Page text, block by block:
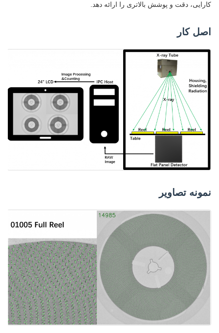
کارایی، دقت و پوشش بالاتری را ارائه دهد.
اصل کار
نمونه تصاویر